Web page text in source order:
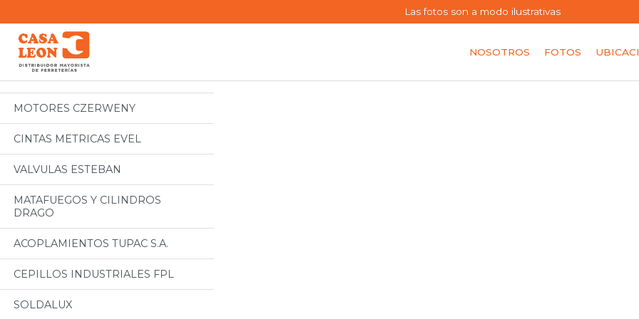
Las fotos son a modo ilustrativas
NOSOTROS FOTOS
Categorias
Todos
MOTORES CZERWENY
CINTAS METRICAS EVEL
VALVULAS ESTEBAN
MATAFUEGOS Y CILINDROS
DRAGO
ACOPLAMIENTOS TUPAC S.A.
CEPILLOS INDUSTRIALES FPL
SOLDALUX